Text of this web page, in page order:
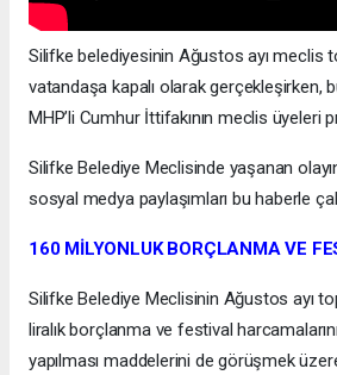
Silifke belediyesinin Ağustos ayı meclis
vatandaşa kapalı olarak gerçekleşirken,
MHP’li Cumhur İttifakının meclis üyeleri
Silifke Belediye Meclisinde yaşanan
sosyal medya paylaşımları bu haberle
160 MİLYONLUK BORÇLANMA VE
Silifke Belediye Meclisinin Ağustos ayı
liralık borçlanma ve festival
yapılması maddelerini de görüşmek